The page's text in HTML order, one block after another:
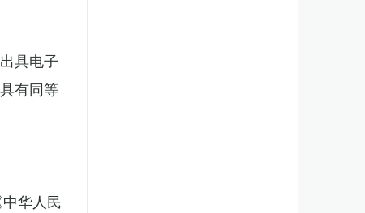
具电子
有同等
华人民